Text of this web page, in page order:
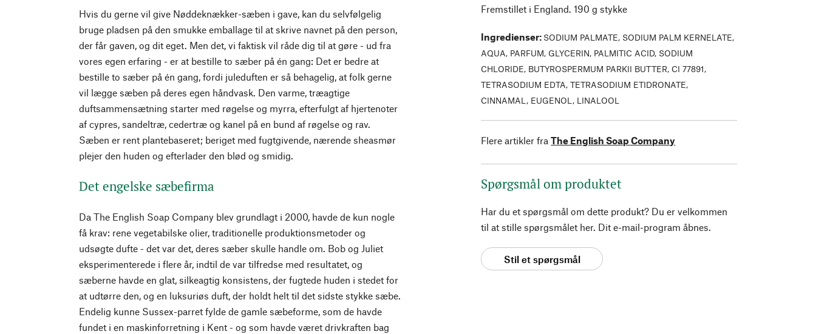
Hvis du gerne vil give Nøddeknækker-sæben i gave, kan du selvfølgelig
bruge pladsen på den smukke emballage til at skrive navnet på den person,
der får gaven, og dit eget. Men det, vi faktisk vil råde dig til at gøre - ud fra
vores egen erfaring - er at bestille to sæber på én gang: Det er bedre at
bestille to sæber på én gang, fordi juleduften er så behagelig, at folk gerne
vil lægge sæben på deres egen håndvask. Den varme, træagtige
duftsammensætning starter med røgelse og myrra, efterfulgt af hjertenoter
af cypres, sandeltræ, cedertræ og kanel på en bund af røgelse og rav.
Sæben er rent plantebaseret; beriget med fugtgivende, nærende sheasmør
plejer den huden og efterlader den blød og smidig.
Det engelske sæbefirma
Da The English Soap Company blev grundlagt i 2000, havde de kun nogle
få krav: rene vegetabilske olier, traditionelle produktionsmetoder og
udsøgte dufte - det var det, deres sæber skulle handle om. Bob og Juliet
eksperimenterede i flere år, indtil de var tilfredse med resultatet, og
sæberne havde en glat, silkeagtig konsistens, der fugtede huden i stedet for
at udtørre den, og en luksuriøs duft, der holdt helt til det sidste stykke sæbe.
Endelig kunne Sussex-parret fylde de gamle sæbeforme, som de havde
fundet i en maskinforretning i Kent - og som havde været drivkraften bag
Fremstillet i England. 190 g stykke
Ingredienser: SODIUM PALMATE, SODIUM PALM KERNELATE,
AQUA, PARFUM, GLYCERIN, PALMITIC ACID, SODIUM
CHLORIDE, BUTYROSPERMUM PARKII BUTTER, CI 77891,
TETRASODIUM EDTA, TETRASODIUM ETIDRONATE,
CINNAMAL, EUGENOL, LINALOOL
Flere artikler fra The English Soap Company
Spørgsmål om produktet
Har du et spørgsmål om dette produkt? Du er velkommen
til at stille spørgsmålet her. Dit e-mail-program åbnes.
Stil et spørgsmål